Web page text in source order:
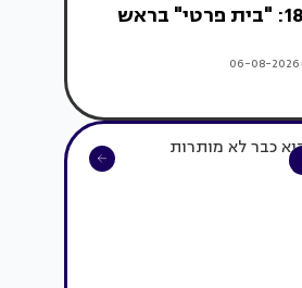
וילה בקומה ה-18: "בית פרטי" בראש
06-08-2026